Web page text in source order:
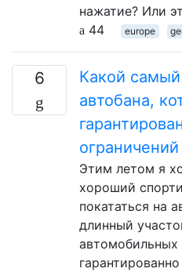
нажатие? Или
44
europe
6
Какой
автобана,
Этим летом я
хороший
покататься на
длинный
автомобильных